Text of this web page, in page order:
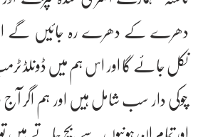
دھرے کے دھرے رہ جائیں گے اور
نکل جائے گا اور اس ہم میں ڈونلڈ
چوکی دار سب شامل ہیں اور ہم